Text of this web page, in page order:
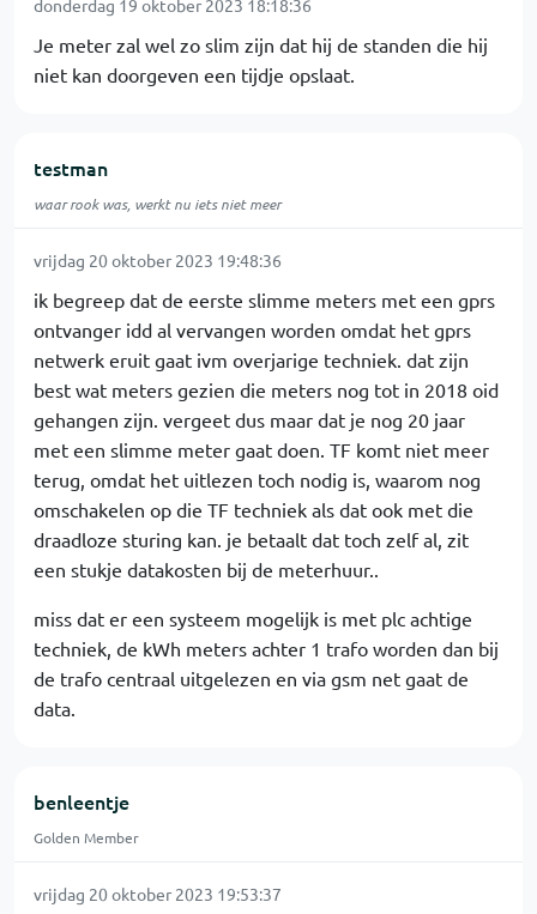
donderdag 19 oktober 2023 18:18:36
Je meter zal wel zo slim zijn dat hij de standen die hij
niet kan doorgeven een tijdje opslaat.
testman
waar rook was, werkt nu iets niet meer
vrijdag 20 oktober 2023 19:48:36
ik begreep dat de eerste slimme meters met een gprs
ontvanger idd al vervangen worden omdat het gprs
netwerk eruit gaat ivm overjarige techniek. dat zijn
best wat meters gezien die meters nog tot in 2018 oid
gehangen zijn. vergeet dus maar dat je nog 20 jaar
met een slimme meter gaat doen. TF komt niet meer
terug, omdat het uitlezen toch nodig is, waarom nog
omschakelen op die TF techniek als dat ook met die
draadloze sturing kan. je betaalt dat toch zelf al, zit
een stukje datakosten bij de meterhuur..
miss dat er een systeem mogelijk is met plc achtige
techniek, de kWh meters achter 1 trafo worden dan bij
de trafo centraal uitgelezen en via gsm net gaat de
data.
benleentje
Golden Member
vrijdag 20 oktober 2023 19:53:37